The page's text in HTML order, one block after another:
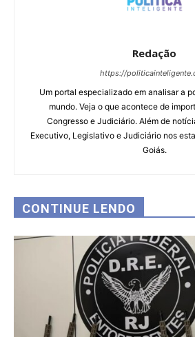
Redação
https://
Um portal especializado em analisar a
mundo. Veja o que acontece de
Congresso e Judiciário. Além de
Executivo, Legislativo e Judiciário nos
Goiás.
CONTINUE LENDO